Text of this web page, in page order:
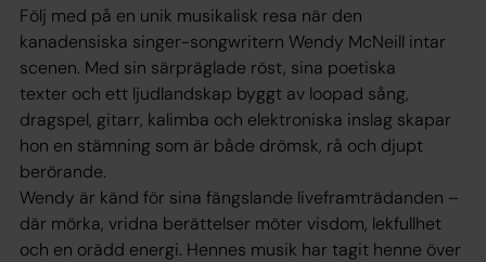
Följ med på en unik musikalisk resa när den
kanadensiska singer-songwritern Wendy McNeill intar
scenen. Med sin särpräglade röst, sina poetiska
texter och ett ljudlandskap byggt av loopad sång,
dragspel, gitarr, kalimba och elektroniska inslag skapar
hon en stämning som är både drömsk, rå och djupt
berörande.
Wendy är känd för sina fängslande liveframträdanden –
där mörka, vridna berättelser möter visdom, lekfullhet
och en orädd energi. Hennes musik har tagit henne över